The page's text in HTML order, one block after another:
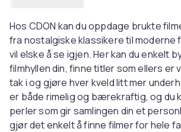
Hos CDON kan du oppdage brukte
fra nostalgiske klassikere til moderne
vil elske å se igjen. Her kan du enkelt
filmhyllen din, finne titler som ellers er
tak i og gjøre hver kveld litt mer
er både rimelig og bærekraftig, og du
perler som gir samlingen din et
gjør det enkelt å finne filmer for hele